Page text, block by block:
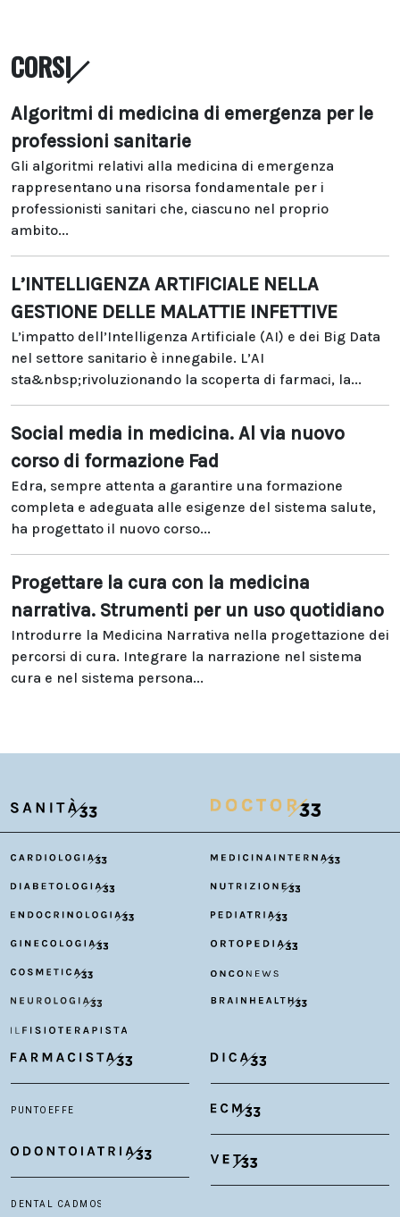
CORSI
Algoritmi di medicina di emergenza per le
professioni sanitarie
Gli algoritmi relativi alla medicina di emergenza
rappresentano una risorsa fondamentale per i
professionisti sanitari che, ciascuno nel proprio
ambito...
L’INTELLIGENZA ARTIFICIALE NELLA
GESTIONE DELLE MALATTIE INFETTIVE
L’impatto dell’Intelligenza Artificiale (AI) e dei Big Data
nel settore sanitario è innegabile. L’AI
sta&nbsp;rivoluzionando la scoperta di farmaci, la...
Social media in medicina. Al via nuovo
corso di formazione Fad
Edra, sempre attenta a garantire una formazione
completa e adeguata alle esigenze del sistema salute,
ha progettato il nuovo corso...
Progettare la cura con la medicina
narrativa. Strumenti per un uso quotidiano
Introdurre la Medicina Narrativa nella progettazione dei
percorsi di cura. Integrare la narrazione nel sistema
cura e nel sistema persona...